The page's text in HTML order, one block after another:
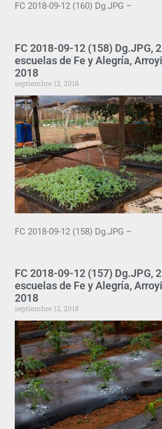
FC 2018-09-12 (160) Dg.JPG –
FC 2018-09-12 (158) Dg.JPG,
escuelas de Fe y Alegría,
2018
septiembre 12, 2018
FC 2018-09-12 (158) Dg.JPG –
FC 2018-09-12 (157) Dg.JPG,
escuelas de Fe y Alegría,
2018
septiembre 12, 2018